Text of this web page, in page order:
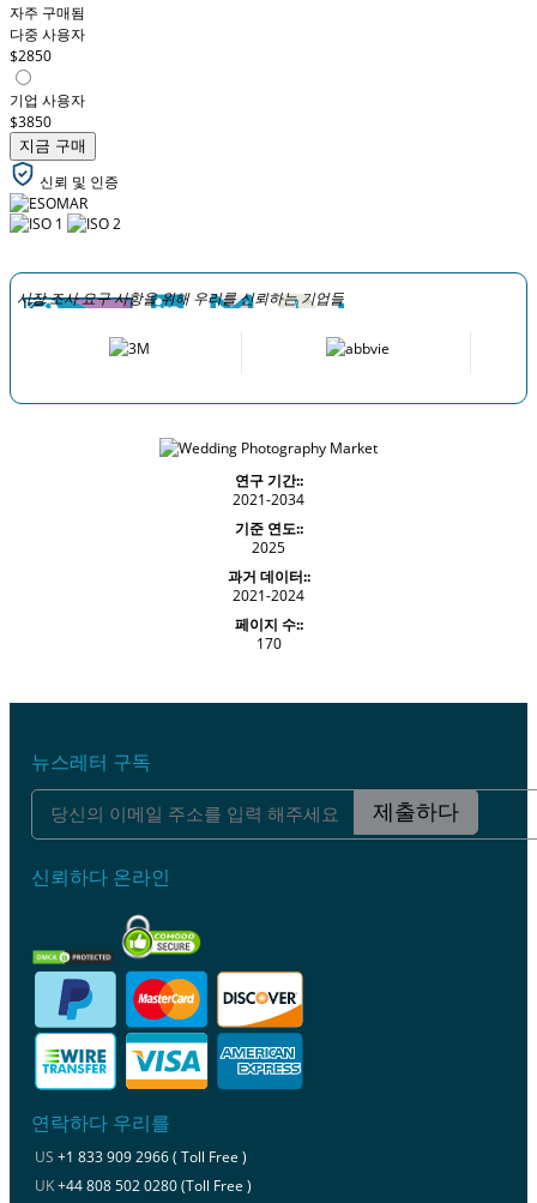
자주 구매됨
다중 사용자
$2850
기업 사용자
$3850
지금 구매
신뢰 및 인증
시장 조사 요구 사항을 위해 우리를 신뢰하는 기업들
연구 기간::
2021-2034
기준 연도::
2025
과거 데이터::
2021-2024
페이지 수::
170
뉴스레터 구독
제출하다
신뢰하다 온라인
연락하다 우리를
US +1 833 909 2966 ( Toll Free )
UK+44 808 502 0280 (Toll Free )